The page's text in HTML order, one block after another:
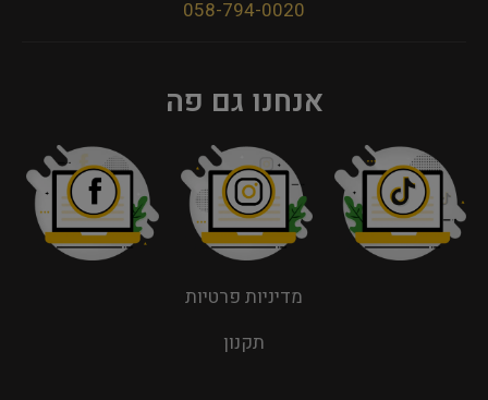
058-794-0020
אנחנו גם פה
מדיניות פרטיות
תקנון